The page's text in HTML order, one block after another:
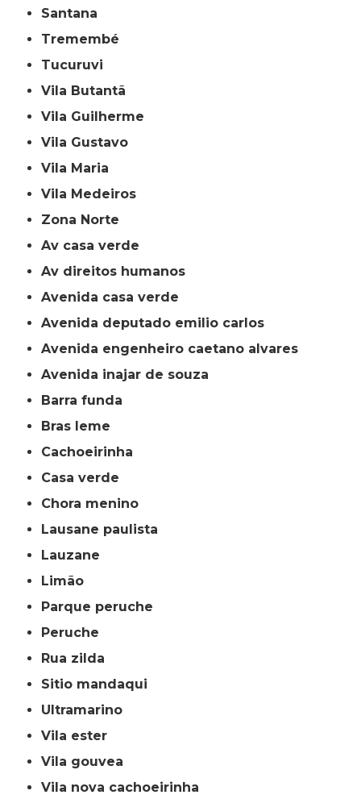
Santana
Tremembé
Tucuruvi
Vila Butantã
Vila Guilherme
Vila Gustavo
Vila Maria
Vila Medeiros
Zona Norte
av casa verde
av direitos humanos
avenida casa verde
avenida deputado emilio carlos
avenida engenheiro caetano alvares
avenida inajar de souza
barra funda
bras leme
cachoeirinha
casa verde
chora menino
lausane paulista
lauzane
limão
parque peruche
peruche
rua zilda
sitio mandaqui
ultramarino
vila ester
vila gouvea
vila nova cachoeirinha